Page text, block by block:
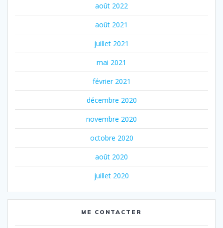
août 2022
août 2021
juillet 2021
mai 2021
février 2021
décembre 2020
novembre 2020
octobre 2020
août 2020
juillet 2020
ME CONTACTER